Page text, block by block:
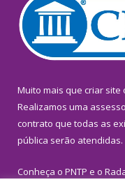
Muito mais que criar site
Realizamos uma
contrato que todas as
pública serão atendidas.
Conheça o PNTP e o